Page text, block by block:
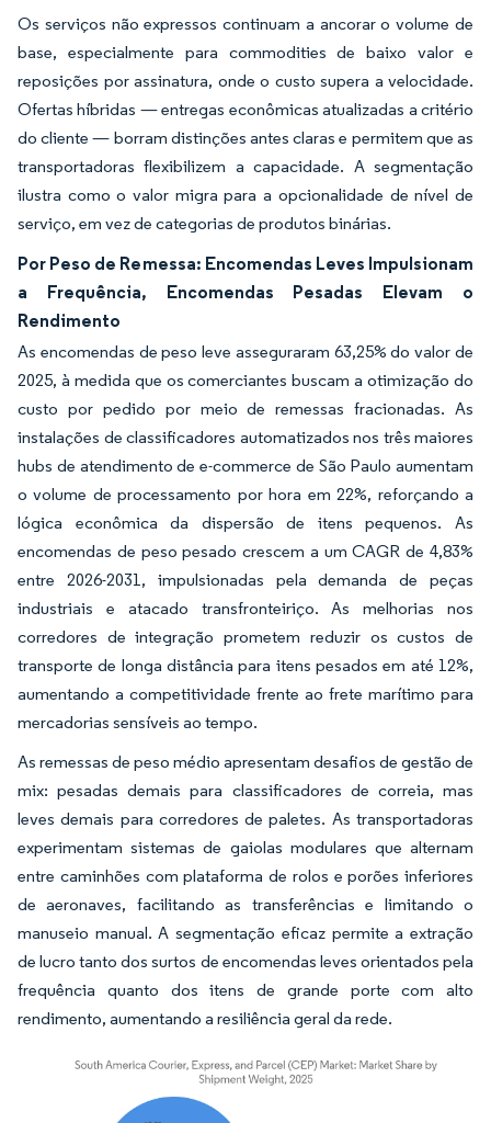
Os serviços não expressos continuam a ancorar o volume de
base, especialmente para commodities de baixo valor e
reposições por assinatura, onde o custo supera a velocidade.
Ofertas híbridas — entregas econômicas atualizadas a critério
do cliente — borram distinções antes claras e permitem que as
transportadoras flexibilizem a capacidade. A segmentação
ilustra como o valor migra para a opcionalidade de nível de
serviço, em vez de categorias de produtos binárias.
Por Peso de Remessa: Encomendas Leves Impulsionam
a Frequência, Encomendas Pesadas Elevam o
Rendimento
As encomendas de peso leve asseguraram 63,25% do valor de
2025, à medida que os comerciantes buscam a otimização do
custo por pedido por meio de remessas fracionadas. As
instalações de classificadores automatizados nos três maiores
hubs de atendimento de e-commerce de São Paulo aumentam
o volume de processamento por hora em 22%, reforçando a
lógica econômica da dispersão de itens pequenos. As
encomendas de peso pesado crescem a um CAGR de 4,83%
entre 2026-2031, impulsionadas pela demanda de peças
industriais e atacado transfronteiriço. As melhorias nos
corredores de integração prometem reduzir os custos de
transporte de longa distância para itens pesados em até 12%,
aumentando a competitividade frente ao frete marítimo para
mercadorias sensíveis ao tempo.
As remessas de peso médio apresentam desafios de gestão de
mix: pesadas demais para classificadores de correia, mas
leves demais para corredores de paletes. As transportadoras
experimentam sistemas de gaiolas modulares que alternam
entre caminhões com plataforma de rolos e porões inferiores
de aeronaves, facilitando as transferências e limitando o
manuseio manual. A segmentação eficaz permite a extração
de lucro tanto dos surtos de encomendas leves orientados pela
frequência quanto dos itens de grande porte com alto
rendimento, aumentando a resiliência geral da rede.